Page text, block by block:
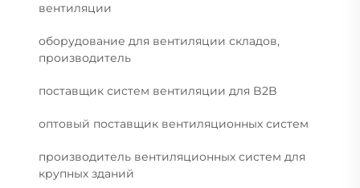
вентиляции
оборудование для вентиляции складов,
производитель
поставщик систем вентиляции для B2B
оптовый поставщик вентиляционных систем
производитель вентиляционных систем для
крупных зданий